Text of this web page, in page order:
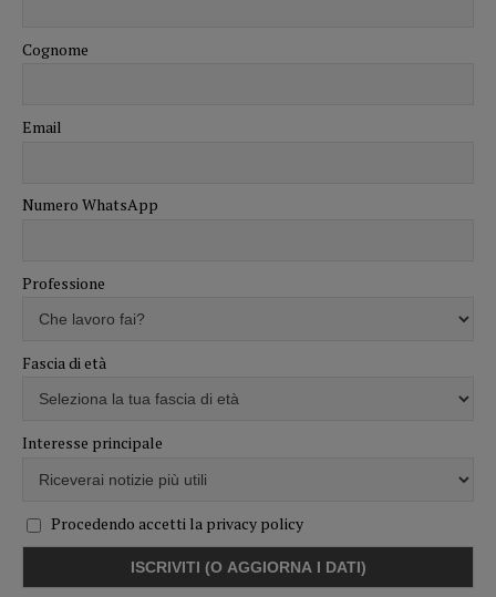
Cognome
Email
Numero WhatsApp
Professione
Fascia di età
Interesse principale
Procedendo accetti la privacy policy